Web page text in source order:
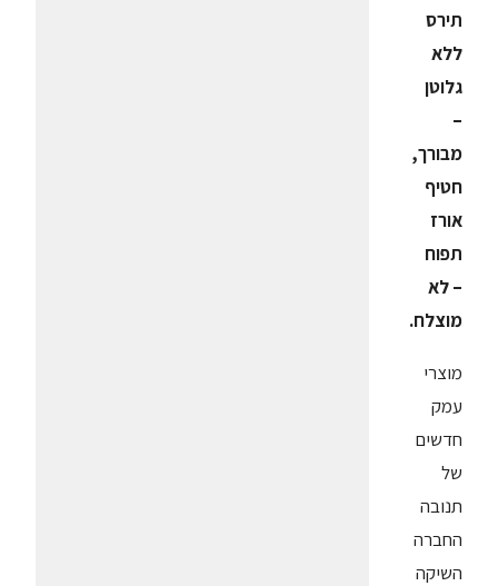
תירס
ללא
גלוטן
–
מבורך,
חטיף
אורז
תפוח
– לא
מוצלח.
מוצרי
עמק
חדשים
של
תנובה
החברה
השיקה